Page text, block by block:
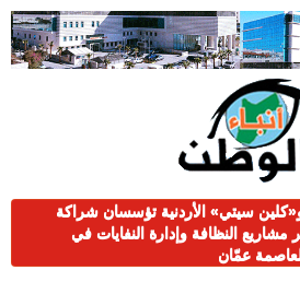
سيتي» الأردنية تؤسسان شراكة
مشاريع النظافة وإدارة النفايات في
عمّان